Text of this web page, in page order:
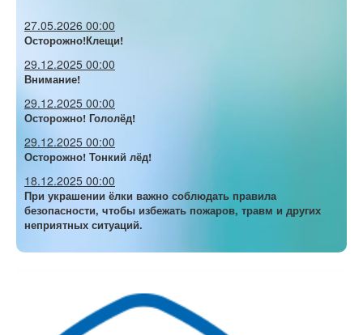
27.05.2026 00:00
Осторожно!Клещи!
29.12.2025 00:00
Внимание!
29.12.2025 00:00
Осторожно! Гололёд!
29.12.2025 00:00
Осторожно! Тонкий лёд!
18.12.2025 00:00
При украшении ёлки важно соблюдать правила
безопасности, чтобы избежать пожаров, травм и других
неприятных ситуаций.